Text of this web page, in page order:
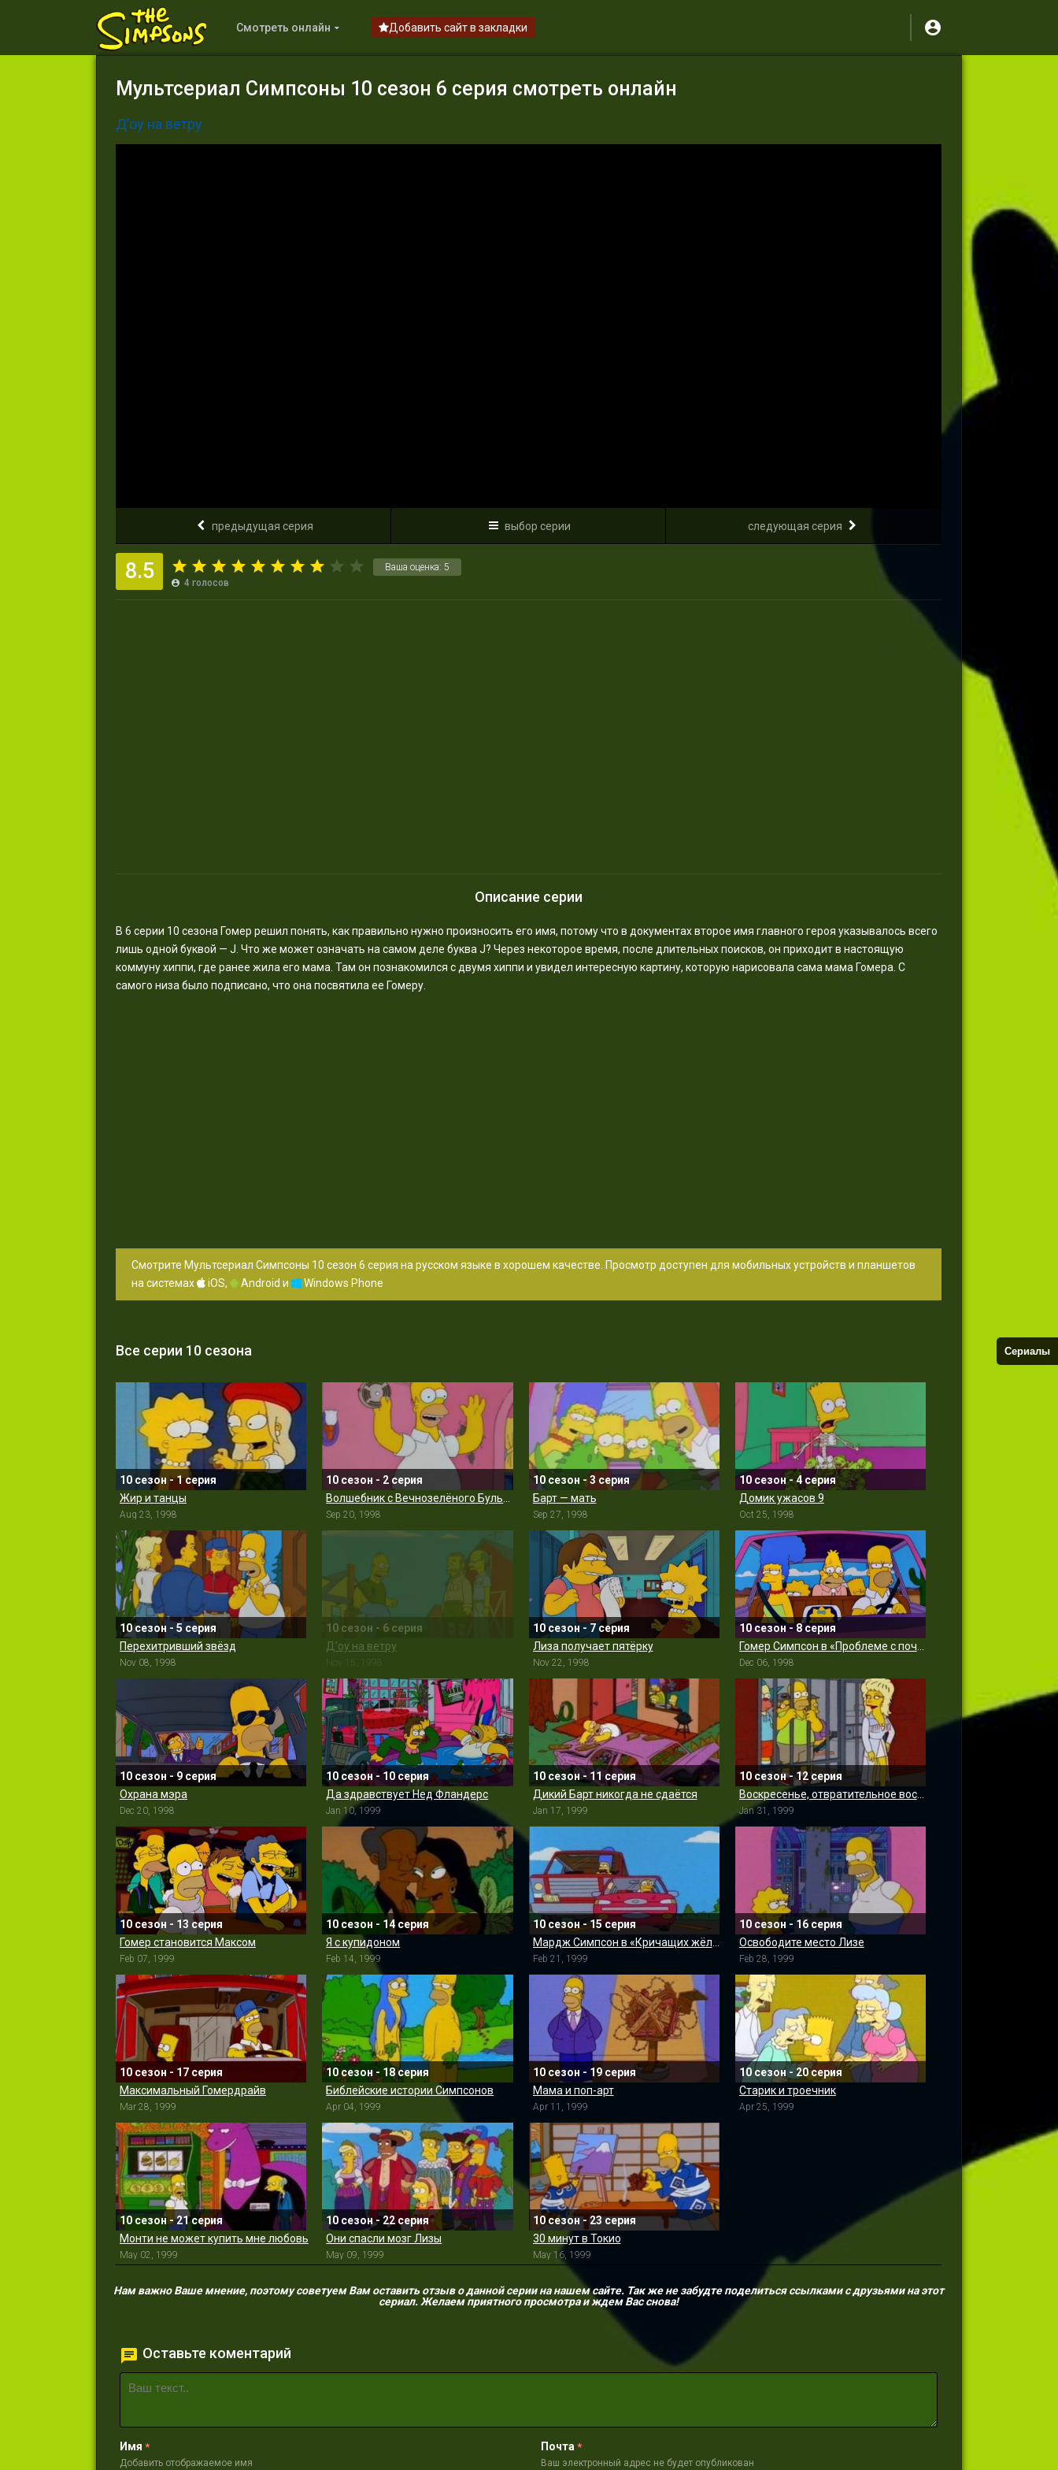
Смотреть онлайн Добавить сайт в закладки
Мультсериал Симпсоны 10 сезон 6 серия смотреть онлайн
Д’оу на ветру
предыдущая серия выбор серии следующая серия
Ваша оценка: 5
8.5 4 голосов
Описание серии
В 6 серии 10 сезона Гомер решил понять, как правильно нужно произносить его имя, потому что в документах второе имя главного героя указывалось всего
лишь одной буквой — J. Что же может означать на самом деле буква J? Через некоторое время, после длительных поисков, он приходит в настоящую
коммуну хиппи, где ранее жила его мама. Там он познакомился с двумя хиппи и увидел интересную картину, которую нарисовала сама мама Гомера. С
самого низа было подписано, что она посвятила ее Гомеру.
Смотрите Мультсериал Симпсоны 10 сезон 6 серия на русском языке в хорошем качестве. Просмотр доступен для мобильных устройств и планшетов
на системах
iOS, Android и Windows Phone
Все серии 10 сезона
10 сезон - 1 серия
Жир и танцы
Aug 23, 1998
10 сезон - 2 серия
Sep 20, 1998
10 сезон - 3 серия
Барт — мать
Sep 27, 1998
10 сезон - 4 серия
Домик ужасов 9
Oct 25, 1998
10 сезон - 5 серия
Перехитривший звёзд
Nov 08, 1998
10 сезон - 6 серия
Д’оу на ветру
Nov 15, 1998
10 сезон - 7 серия
Лиза получает пятёрку
Nov 22, 1998
10 сезон - 8 серия
Dec 06, 1998
10 сезон - 9 серия
Охрана мэра
Dec 20, 1998
10 сезон - 10 серия
Да здравствует Нед Фландерс
Jan 10, 1999
10 сезон - 11 серия
Дикий Барт никогда не сдаётся
Jan 17, 1999
10 сезон - 12 серия
Воскресенье, отвратительное воскресенье
Jan 31, 1999
10 сезон - 13 серия
Гомер становится Максом
Feb 07, 1999
10 сезон - 14 серия
Я с купидоном
Feb 14, 1999
10 сезон - 15 серия
Feb 21, 1999
10 сезон - 16 серия
Освободите место Лизе
Feb 28, 1999
10 сезон - 17 серия
Максимальный Гомердрайв
Mar 28, 1999
10 сезон - 18 серия
Библейские истории Симпсонов
Apr 04, 1999
10 сезон - 19 серия
Мама и поп-арт
Apr 11, 1999
10 сезон - 20 серия
Старик и троечник
Apr 25, 1999
10 сезон - 21 серия
Монти не может купить мне любовь
May 02, 1999
10 сезон - 22 серия
Они спасли мозг Лизы
May 09, 1999
10 сезон - 23 серия
30 минут в Токио
May 16, 1999
Нам важно Ваше мнение, поэтому советуем Вам оставить отзыв о данной серии на нашем сайте. Так же не забудте поделиться ссылками с друзьями на этот
сериал. Желаем приятного просмотра и ждем Вас снова!
Оставьте коментарий
Имя *
Добавить отображаемое имя
Почта *
Ваш электронный адрес не будет опубликован
Сериалы